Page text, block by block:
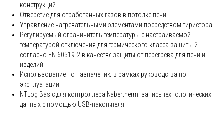
конструкций
Отверстие для отработанных газов в потолке печи
Управление нагревательными элементами посредством тиристора
Регулируемый ограничитель температуры с настраиваемой
температурой отключения для термического класса защиты 2
согласно EN 60519-2 в качестве защиты от перегрева для печи и
изделий
Использование по назначению в рамках руководства по
эксплуатации
NTLog Basic для контроллера Nabertherm: запись технологических
данных с помощью USB-накопителя